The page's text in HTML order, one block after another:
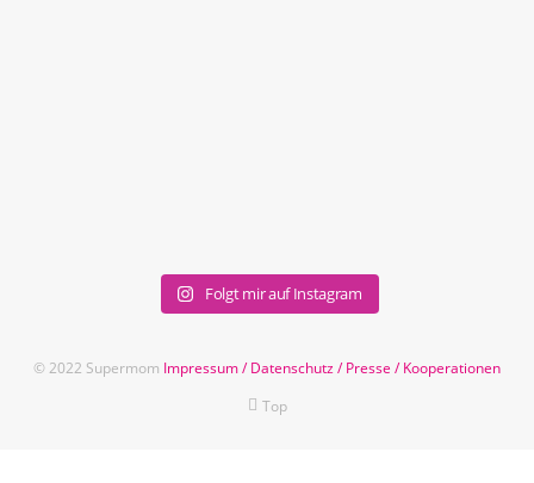
Folgt mir auf Instagram
© 2022 Supermom Impressum/Datenschutz/Presse /Kooperationen
Top